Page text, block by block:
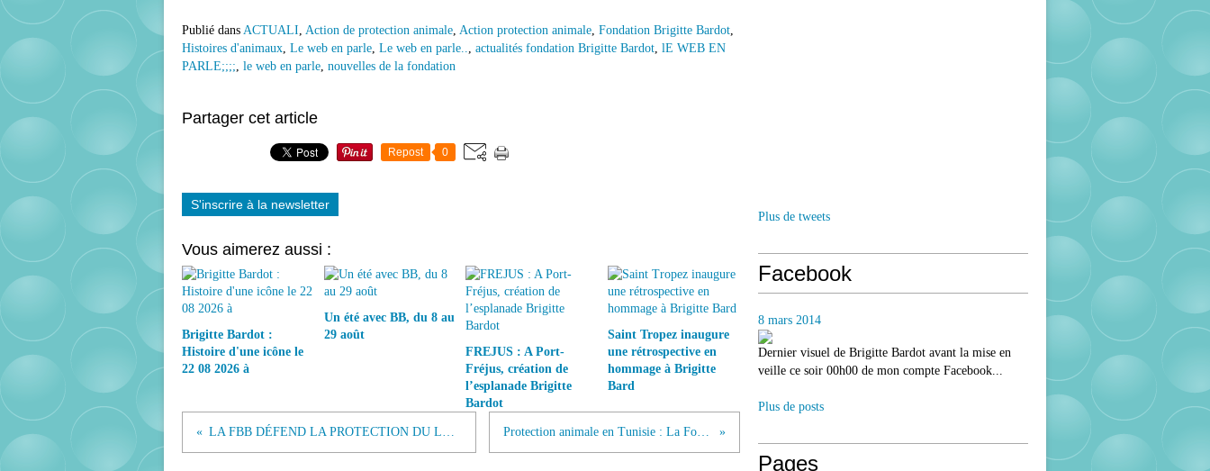
Publié dans ACTUALI, Action de protection animale, Action protection animale, Fondation Brigitte Bardot,
Histoires d'animaux, Le web en parle, Le web en parle.., actualités fondation Brigitte Bardot, lE WEB EN
PARLE;;;;, le web en parle, nouvelles de la fondation
Partager cet article
Repost 0
S'inscrire à la newsletter
Vous aimerez aussi :
Brigitte Bardot :
Histoire d'une icône le
22 08 2026 à
Un été avec BB, du 8 au
29 août
FREJUS : A Port-
Fréjus, création de
l’esplanade Brigitte
Bardot
Saint Tropez inaugure
une rétrospective en
hommage à Brigitte
Bard
LA FBB DÉFEND LA PROTECTION DU LOUP AUPRÈS DE LA COMMISSION EUROPÉENNE Protection animale en Tunisie : La Fondation Brigitte Bardot s’en remet au Président
Plus de tweets
Facebook
8 mars 2014
Dernier visuel de Brigitte Bardot avant la mise en
veille ce soir 00h00 de mon compte Facebook...
Plus de posts
Pages